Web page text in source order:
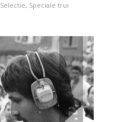
Selectie, Speciale trui